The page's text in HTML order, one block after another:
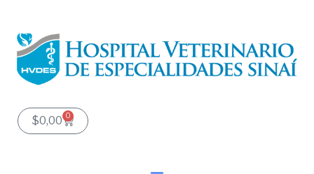
contenido
$0,00 0
Carrito